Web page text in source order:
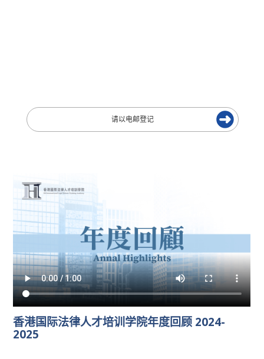
香港国际法律人才培训学院年度回顾 2024-
2025